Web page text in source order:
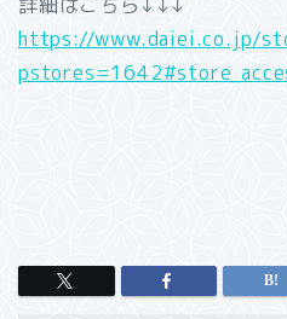
https://www.daiei.co.jp/